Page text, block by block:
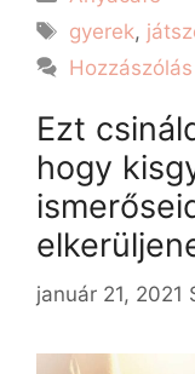
gyerek,
Hozzászólás
Ezt
hogy
január 21, 2021